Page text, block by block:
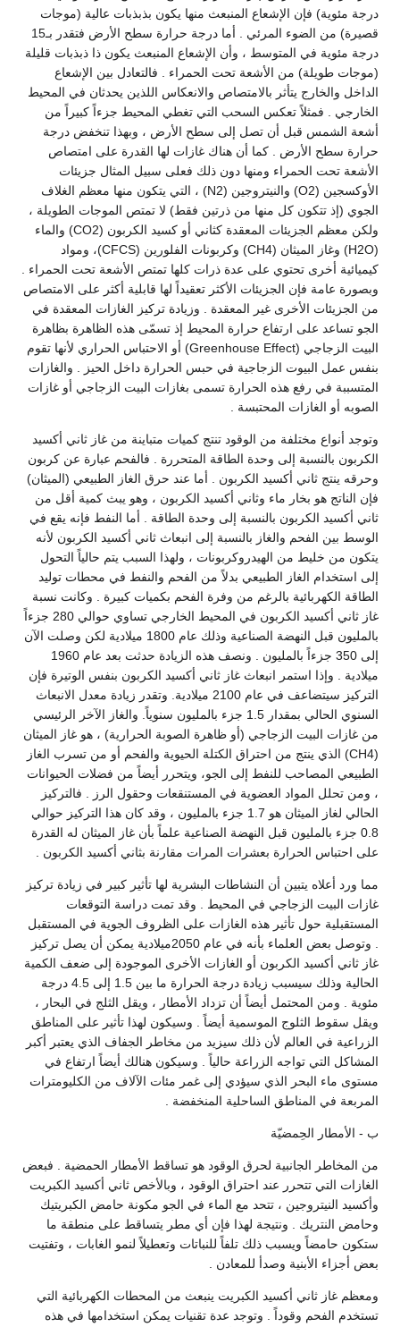
درجة مئوية) فإن الإشعاع المنبعث منها يكون بذبذبات عالية (موجات
قصيرة) من الضوء المرئي . أما درجة حرارة سطح الأرض فتقدر بـ15
درجة مئوية في المتوسط ، وأن الإشعاع المنبعث يكون ذا ذبذبات قليلة
(موجات طويلة) من الأشعة تحت الحمراء . فالتعادل بين الإشعاع
الداخل والخارج يتأثر بالامتصاص والانعكاس اللذين يحدثان في المحيط
الخارجي . فمثلاً تعكس السحب التي تغطي المحيط جزءاً كبيراً من
أشعة الشمس قبل أن تصل إلى سطح الأرض ، وبهذا تنخفض درجة
حرارة سطح الأرض . كما أن هناك غازات لها القدرة على امتصاص
الأشعة تحت الحمراء ومنها دون ذلك فعلى سبيل المثال جزيئات
الأوكسجين (O2) والنيتروجين (N2) ، التي يتكون منها معظم الغلاف
الجوي (إذ تتكون كل منها من ذرتين فقط) لا تمتص الموجات الطويلة ،
ولكن معظم الجزيئات المعقدة كثاني أو كسيد الكربون (CO2) والماء
(H2O) وغاز الميثان (CH4) وكربونات الفلورين (CFCS)، ومواد
كيميائية أخرى تحتوي على عدة ذرات كلها تمتص الأشعة تحت الحمراء .
وبصورة عامة فإن الجزيئات الأكثر تعقيداً لها قابلية أكثر على الامتصاص
من الجزيئات الأخرى غير المعقدة . وزيادة تركيز الغازات المعقدة في
الجو تساعد على ارتفاع حرارة المحيط إذ تسمّى هذه الظاهرة بظاهرة
البيت الزجاجي (Greenhouse Effect) أو الاحتباس الحراري لأنها تقوم
بنفس عمل البيوت الزجاجية في حبس الحرارة داخل الحيز . والغازات
المتسببة في رفع هذه الحرارة تسمى بغازات البيت الزجاجي أو غازات
الصوبه أو الغازات المحتبسة .
وتوجد أنواع مختلفة من الوقود تنتج كميات متباينة من غاز ثاني أكسيد
الكربون بالنسبة إلى وحدة الطاقة المتحررة . فالفحم عبارة عن كربون
وحرقه ينتج ثاني أكسيد الكربون . أما عند حرق الغاز الطبيعي (الميثان)
فإن الناتج هو بخار ماء وثاني أكسيد الكربون ، وهو يبث كمية أقل من
ثاني أكسيد الكربون بالنسبة إلى وحدة الطاقة . أما النفط فإنه يقع في
الوسط بين الفحم والغاز بالنسبة إلى انبعاث ثاني أكسيد الكربون لأنه
يتكون من خليط من الهيدروكربونات ، ولهذا السبب يتم حالياً التحول
إلى استخدام الغاز الطبيعي بدلاً من الفحم والنفط في محطات توليد
الطاقة الكهربائية بالرغم من وفرة الفحم بكميات كبيرة . وكانت نسبة
غاز ثاني أكسيد الكربون في المحيط الخارجي تساوي حوالي 280 جزءاً
بالمليون قبل النهضة الصناعية وذلك عام 1800 ميلادية لكن وصلت الآن
إلى 350 جزءاً بالمليون . ونصف هذه الزيادة حدثت بعد عام 1960
ميلادية . وإذا استمر انبعاث غاز ثاني أكسيد الكربون بنفس الوتيرة فإن
التركيز سيتضاعف في عام 2100 ميلادية. وتقدر زيادة معدل الانبعاث
السنوي الحالي بمقدار 1.5 جزء بالمليون سنوياً. والغاز الآخر الرئيسي
من غازات البيت الزجاجي (أو ظاهرة الصوبة الحرارية) ، هو غاز الميثان
(CH4) الذي ينتج من احتراق الكتلة الحيوية والفحم أو من تسرب الغاز
الطبيعي المصاحب للنفط إلى الجو، ويتحرر أيضاً من فضلات الحيوانات
، ومن تحلل المواد العضوية في المستنقعات وحقول الرز . فالتركيز
الحالي لغاز الميثان هو 1.7 جزء بالمليون ، وقد كان هذا التركيز حوالي
0.8 جزء بالمليون قبل النهضة الصناعية علماً بأن غاز الميثان له القدرة
على احتباس الحرارة بعشرات المرات مقارنة بثاني أكسيد الكربون .
مما ورد أعلاه يتبين أن النشاطات البشرية لها تأثير كبير في زيادة تركيز
غازات البيت الزجاجي في المحيط . وقد تمت دراسة التوقعات
المستقبلية حول تأثير هذه الغازات على الظروف الجوية في المستقبل
. وتوصل بعض العلماء بأنه في عام 2050ميلادية يمكن أن يصل تركيز
غاز ثاني أكسيد الكربون أو الغازات الأخرى الموجودة إلى ضعف الكمية
الحالية وذلك سيسبب زيادة درجة الحرارة ما بين 1.5 إلى 4.5 درجة
مئوية . ومن المحتمل أيضاً أن تزداد الأمطار ، ويقل الثلج في البحار ،
ويقل سقوط الثلوج الموسمية أيضاً . وسيكون لهذا تأثير على المناطق
الزراعية في العالم لأن ذلك سيزيد من مخاطر الجفاف الذي يعتبر أكبر
المشاكل التي تواجه الزراعة حالياً . وسيكون هنالك أيضاً ارتفاع في
مستوى ماء البحر الذي سيؤدي إلى غمر مئات الآلاف من الكليومترات
المربعة في المناطق الساحلية المنخفضة .
ب - الأمطار الحِمضيّة
من المخاطر الجانبية لحرق الوقود هو تساقط الأمطار الحمضية . فبعض
الغازات التي تتحرر عند احتراق الوقود ، وبالأخص ثاني أكسيد الكبريت
وأكسيد النيتروجين ، تتحد مع الماء في الجو مكونة حامض الكبريتيك
وحامض النتريك . ونتيجة لهذا فإن أي مطر يتساقط على منطقة ما
ستكون حامضاً ويسبب ذلك تلفاً للنباتات وتعطيلاً لنمو الغابات ، وتفتيت
بعض أجزاء الأبنية وصدأ للمعادن .
ومعظم غاز ثاني أكسيد الكبريت ينبعث من المحطات الكهربائية التي
تستخدم الفحم وقوداً . وتوجد عدة تقنيات يمكن استخدامها في هذه